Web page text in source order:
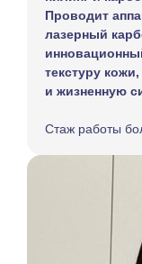
Проводит
лазерный
текстуру
и жизненную
Стаж работы